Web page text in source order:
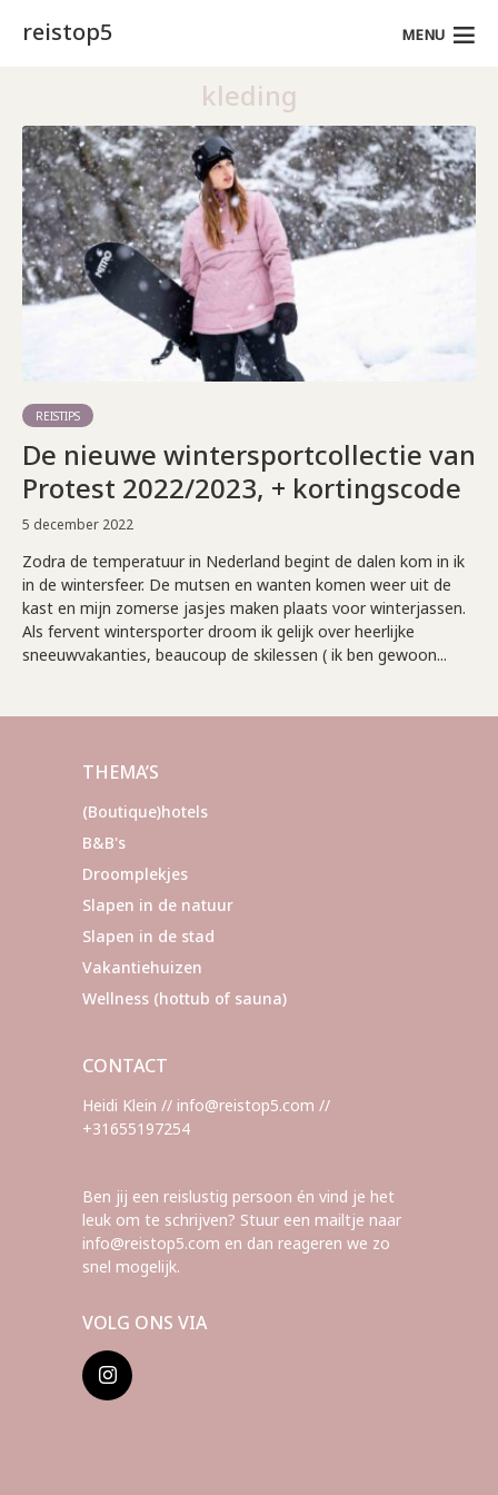
reistop5 MENU
kleding
REISTIPS
De nieuwe wintersportcollectie van
Protest 2022/2023, + kortingscode
5 december 2022
Zodra de temperatuur in Nederland begint de dalen kom in ik
in de wintersfeer. De mutsen en wanten komen weer uit de
kast en mijn zomerse jasjes maken plaats voor winterjassen.
Als fervent wintersporter droom ik gelijk over heerlijke
sneeuwvakanties, beaucoup de skilessen ( ik ben gewoon...
THEMA’S
(Boutique)hotels
B&B's
Droomplekjes
Slapen in de natuur
Slapen in de stad
Vakantiehuizen
Wellness (hottub of sauna)
CONTACT
Heidi Klein // info@reistop5.com //
+31655197254
Ben jij een reislustig persoon én vind je het
leuk om te schrijven? Stuur een mailtje naar
info@reistop5.com en dan reageren we zo
snel mogelijk.
VOLG ONS VIA